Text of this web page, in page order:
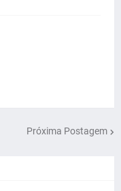
Próxima Postagem